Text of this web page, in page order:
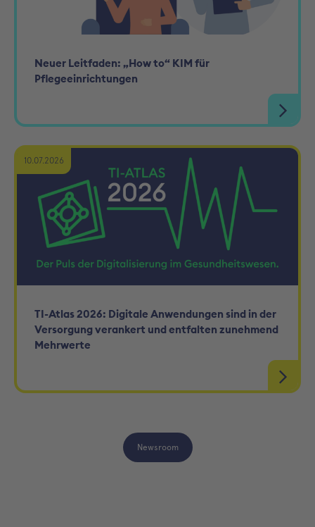
Neuer Leitfaden: „How to“ KIM für
Pflegeeinrichtungen
10.07.2026
TI-Atlas 2026: Digitale Anwendungen sind in der
Versorgung verankert und entfalten zunehmend
Mehrwerte
Newsroom